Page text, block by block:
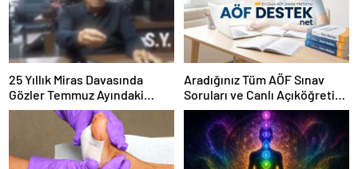
25 Yıllık Miras Davasında
Gözler Temmuz Ayındaki
Karar Duruşmasına Çevrildi
Aradığınız Tüm AÖF Sınav
Soruları ve Canlı Açıköğretim
Forumu Burada